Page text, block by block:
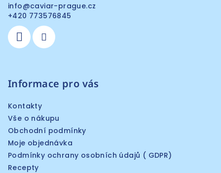
info@caviar-prague.cz
+420 773576845
Informace pro vás
Kontakty
Vše o nákupu
Obchodní podmínky
Moje objednávka
Podmínky ochrany osobních údajů ( GDPR)
Recepty